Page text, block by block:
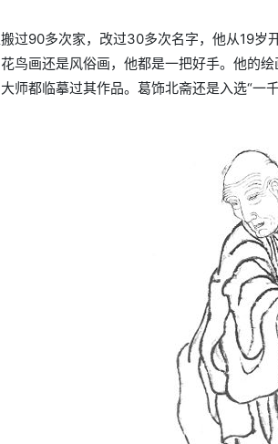
过90多次家，改过30多次名字，他从19岁
鸟画还是风俗画，他都是一把好手。他的
师都临摹过其作品。葛饰北斋还是入选“一